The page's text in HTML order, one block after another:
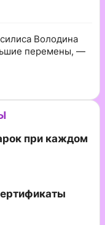
Володина
перемены, —
при каждом